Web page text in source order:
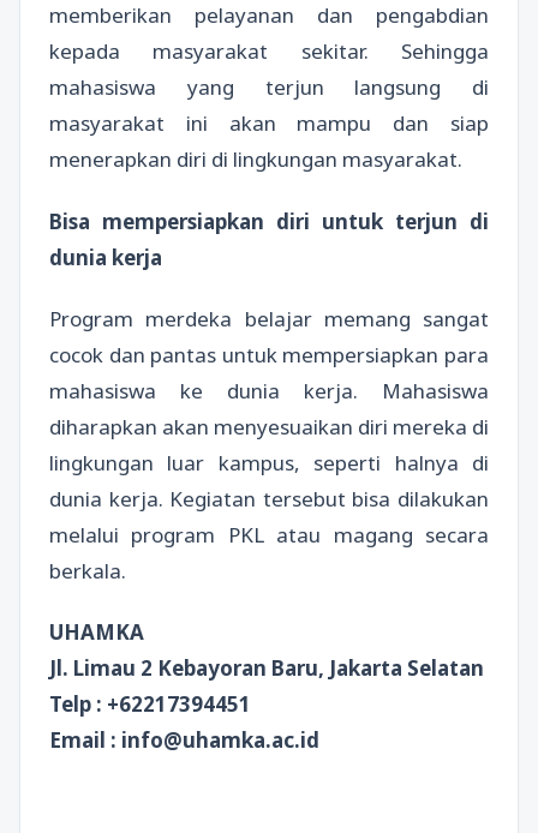
memberikan pelayanan dan pengabdian
kepada masyarakat sekitar. Sehingga
mahasiswa yang terjun langsung di
masyarakat ini akan mampu dan siap
menerapkan diri di lingkungan masyarakat.
Bisa mempersiapkan diri untuk terjun di
dunia kerja
Program merdeka belajar memang sangat
cocok dan pantas untuk mempersiapkan para
mahasiswa ke dunia kerja. Mahasiswa
diharapkan akan menyesuaikan diri mereka di
lingkungan luar kampus, seperti halnya di
dunia kerja. Kegiatan tersebut bisa dilakukan
melalui program PKL atau magang secara
berkala.
UHAMKA
Jl. Limau 2 Kebayoran Baru, Jakarta Selatan
Telp : +62217394451
Email : info@uhamka.ac.id